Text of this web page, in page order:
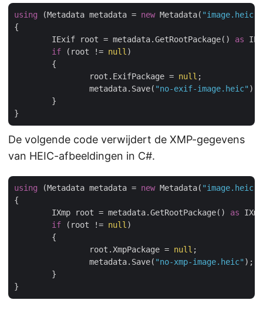
using (Metadata metadata = new Metadata( "image.heic"
{
	IExif root = metadata.GetRootPackage()
as
if (root != null )
		root.ExifPackage =
null ;
		metadata.Save(
"no-exif-image.heic" );
De volgende code verwijdert de XMP-gegevens
van HEIC-afbeeldingen in C#.
using (Metadata metadata = new Metadata( "image.heic"
{
	IXmp root = metadata.GetRootPackage()
as
if (root != null )
		root.XmpPackage =
null ;
		metadata.Save(
"no-xmp-image.heic" );